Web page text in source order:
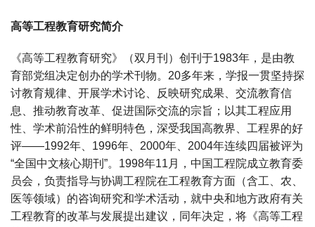
高等工程教育研究简介
《高等工程教育研究》（双月刊）创刊于1983年，是由教
育部党组决定创办的学术刊物。20多年来，学报一贯坚持探
讨教育规律、开展学术讨论、反映研究成果、交流教育信
息、推动教育改革、促进国际交流的宗旨；以其工程应用
性、学术前沿性的鲜明特色，深受我国高教界、工程界的好
评——1992年、1996年、2000年、2004年连续四届被评为
“全国中文核心期刊”。1998年11月，中国工程院成立教育委
员会，负责指导与协调工程院在工程教育方面（含工、农、
医等领域）的咨询研究和学术活动，就中央和地方政府有关
工程教育的改革与发展提出建议，同年决定，将《高等工程